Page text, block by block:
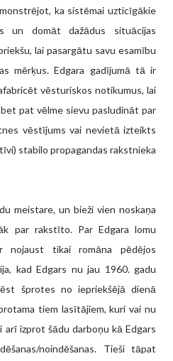
ka sistēmai uzticīgākie
un domāt dažādus situācijas
lai pasargātu savu esamību
mērķus. Edgara gadījumā tā ir
vēsturiskos notikumus, lai
pat vēlme sievu pasludināt par
vēstījums vai nevietā izteikts
stabilo propagandas rakstnieka
meistare, un bieži vien noskaņa
par rakstīto. Par Edgara lomu
nojaust tikai romāna pēdējos
kad Edgars nu jau 1960. gadu
šprotes no iepriekšējā dienā
tiem lasītājiem, kuri vai nu
arī izprot šādu darboņu kā Edgars
noindēšanas. Tieši tāpat